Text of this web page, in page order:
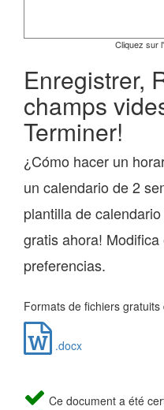
Cliquez sur
Enregistrer,
champs
Terminer!
¿Cómo hacer un
un calendario de 2
plantilla de
gratis ahora!
preferencias.
Formats de fichiers gratuits
.docx
Ce document a été